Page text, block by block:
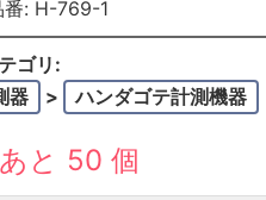
: H-769-1
ゴリ:
器
> ハンダゴテ計測機器
と 50 個